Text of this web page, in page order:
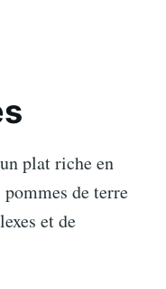
plat riche en
de terre
et de